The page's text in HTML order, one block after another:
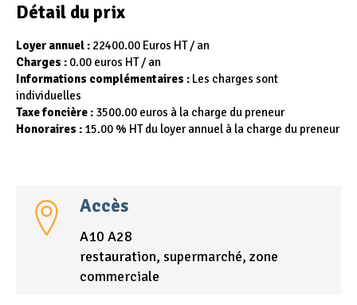
Détail du prix
Loyer annuel : 22400.00 Euros HT / an
Charges : 0.00 euros HT / an
Informations complémentaires : Les charges sont
individuelles
Taxe foncière : 3500.00 euros à la charge du preneur
Honoraires : 15.00 % HT du loyer annuel à la charge du preneur
Accès
A10 A28
restauration, supermarché, zone
commerciale